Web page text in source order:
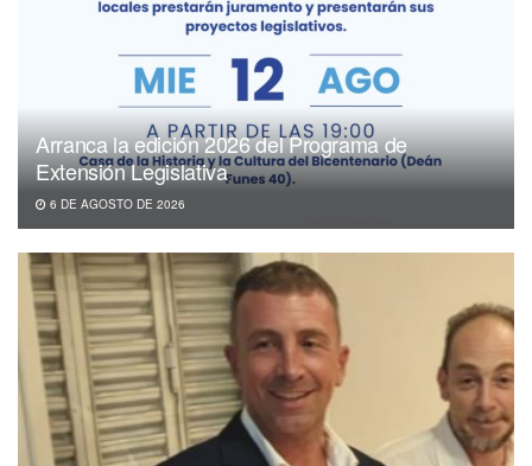
Arranca la edición 2026 del Programa de
Extensión Legislativa
6 DE AGOSTO DE 2026